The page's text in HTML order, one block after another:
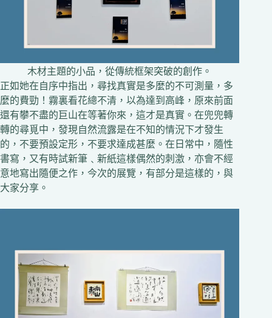
木材主題的小品，從傳統框架突破的創作。
正如她在自序中指出，尋找真實是多麼的不可測量，多
麼的費勁！霧裏看花總不清，以為達到高峰，原來前面
還有攀不盡的巨山在等著你來，這才是真實。在兜兜轉
轉的尋覓中，發現自然流露是在不知的情況下才發生
的，不要預設定形，不要求達成甚麼。在日常中，隨性
書寫，又有時試新筆﹑新紙這樣偶然的刺激，亦會不經
意地寫出隨便之作，今次的展覽，有部分是這樣的，與
大家分享。